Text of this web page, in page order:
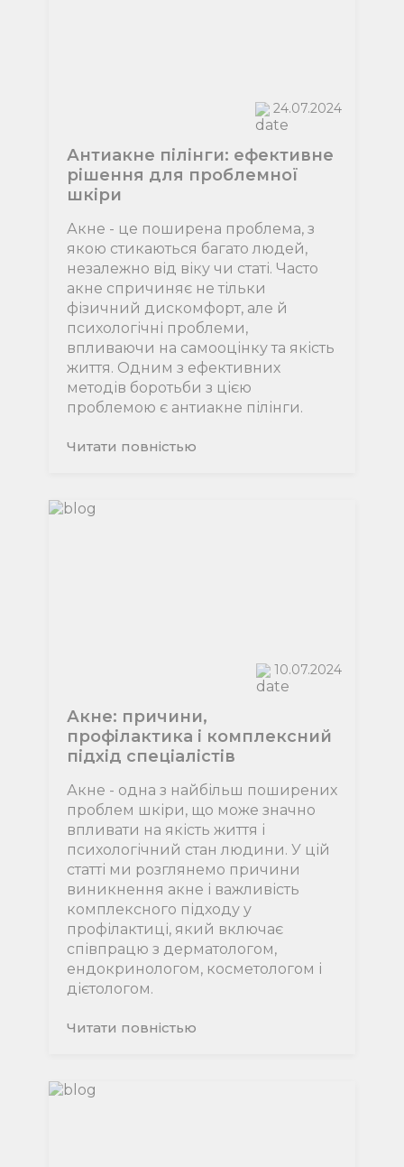
24.07.2024
Антиакне пілінги: ефективне
рішення для проблемної
шкіри
Акне - це поширена проблема, з
якою стикаються багато людей,
незалежно від віку чи статі. Часто
акне спричиняє не тільки
фізичний дискомфорт, але й
психологічні проблеми,
впливаючи на самооцінку та якість
життя. Одним з ефективних
методів боротьби з цією
проблемою є антиакне пілінги.
Читати повнiстью
10.07.2024
Акне: причини,
профілактика і комплексний
підхід спеціалістів
Акне - одна з найбільш поширених
проблем шкіри, що може значно
впливати на якість життя і
психологічний стан людини. У цій
статті ми розглянемо причини
виникнення акне і важливість
комплексного підходу у
профілактиці, який включає
співпрацю з дерматологом,
ендокринологом, косметологом і
дієтологом.
Читати повнiстью